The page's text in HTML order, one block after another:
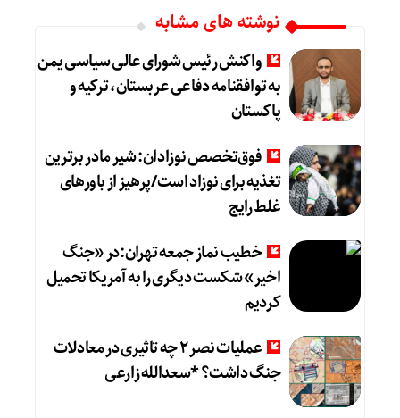
نوشته های مشابه
واکنش رئیس شورای عالی سیاسی یمن
به توافقنامه دفاعی عربستان، ترکیه و
پاکستان
فوق‌تخصص نوزادان: شیر مادر برترین
تغذیه برای نوزاد است/پرهیز از باورهای
غلط رایج
خطیب نماز جمعه تهران:در «جنگ
اخیر» شکست دیگری را به آمریکا تحمیل
کردیم
عملیات نصر ۲ چه تاثیری در معادلات
جنگ داشت؟ *سعدالله زارعی